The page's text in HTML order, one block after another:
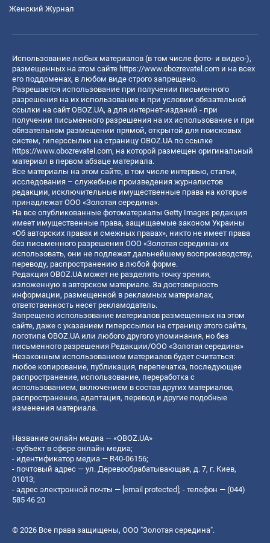
Женский Журнал
Использование любых материалов (в том числе фото- и видео-),
размещенных на этом сайте https://www.obozrevatel.com и на всех
его поддоменах, в любом виде строго запрещено.
Разрешается использование при получении письменного
разрешения на их использование и при условии обязательной
ссылки на сайт OBOZ.UA, а для интернет-изданий - при
получении письменного разрешения на их использование и при
обязательном размещении прямой, открытой для поисковых
систем, гиперссылки на страницу OBOZ.UA по ссылке
https://www.obozrevatel.com, на которой размещен оригинальный
материал в первом абзаце материала.
Все материалы на этом сайте, в том числе интервью, статьи,
исследования – служебные произведения журналистов
редакции, исключительные имущественные права на которые
принадлежат ООО «Золотая середина».
На все опубликованные фотоматериалы Getty Images редакция
имеет имущественные права, защищаемые законом Украины
«Об авторских правах и смежных правах», никто не имеет права
без письменного разрешения ООО «Золотая середина» их
использовать, они не подлежат дальнейшему воспроизводству,
переводу, распространению в любой форме.
Редакция OBOZ.UA может не разделять точку зрения,
изложенную в авторском материале. За достоверность
информации, размещенной в рекламных материалах,
ответственность несет рекламодатель.
Запрещено использование материалов размещенных на этом
сайте, даже с указанием гиперссылки на страницу этого сайта,
логотипа OBOZ.UA или любого другого упоминания, но без
письменного разрешения Редакции/ООО «Золотая середина»
Незаконным использованием материалов будет считаться:
любое копирование, публикация, перепечатка, последующее
распространение, использование, переработка с
использованием, включением в состав других материалов,
распространение, адаптация, перевод и другие подобные
изменения материала.
Название онлайн медиа — «OBOZ.UA»
- субъект в сфере онлайн медиа;
- идентификатор медиа — R40-06156;
- почтовый адрес — ул. Деревообрабатывающая, д. 7, г. Киев,
01013;
- адрес электронной почты — [email protected]; - телефон — (044)
585 46 20
© 2026 Все права защищены, ООО "Золотая середина".